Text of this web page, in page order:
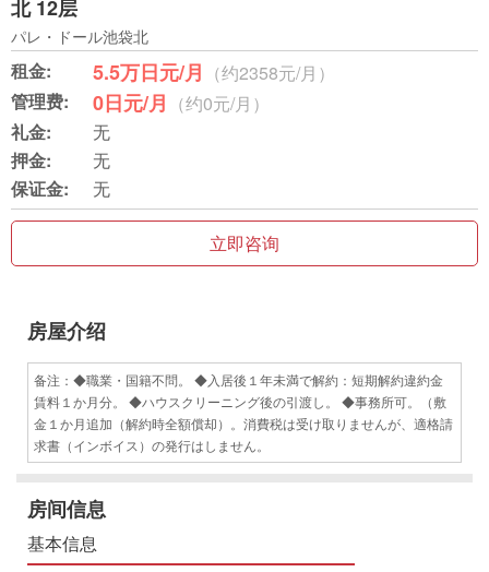
北 12层
パレ・ドール池袋北
租金: 5.5万日元/月 （约2358元/月）
管理费:
0日元/月 （约0元/月）
礼金:
无
押金:
无
保证金:
无
立即咨询
房屋介绍
备注：◆職業・国籍不問。 ◆入居後１年未満で解約：短期解約違約金
賃料１か月分。 ◆ハウスクリーニング後の引渡し。 ◆事務所可。（敷
金１か月追加（解約時全額償却）。消費税は受け取りませんが、適格請
求書（インボイス）の発行はしません。
房间信息
基本信息